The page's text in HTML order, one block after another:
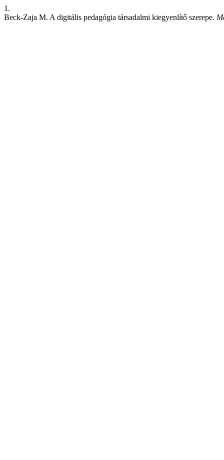
1.
Beck-Zaja M. A digitális pedagógia társadalmi kiegyenlítő szerepe.